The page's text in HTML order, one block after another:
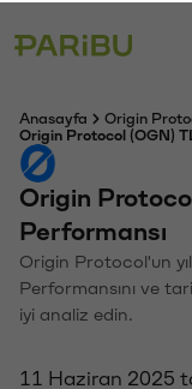
Anasayfa
Origin
Origin Protocol (OGN)
Origin
Performansı
Origin Protocol'un
Performansını ve
iyi analiz edin.
11 Haziran 2025